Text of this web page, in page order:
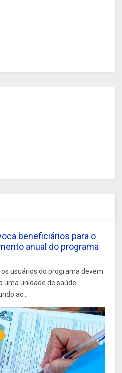
beneficiários para o
anual do programa
os usuários do programa devem
uma unidade de saúde
ac...